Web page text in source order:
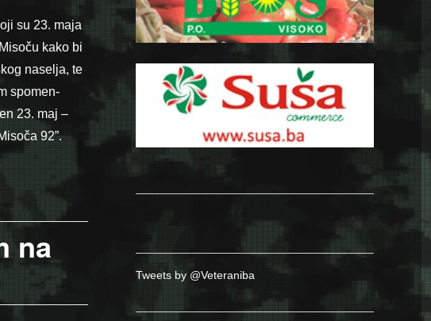
su 23. maja
kako bi
naselja, te
spomen-
23. maj –
92”.
kakanjskih dobrovoljaca “Misoča 92””
na
Tweets by @Veteraniba